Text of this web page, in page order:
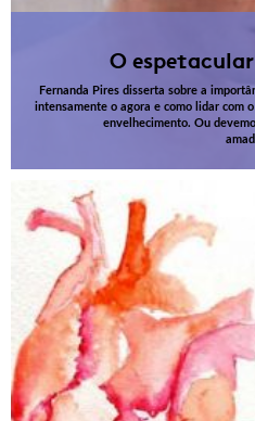
O
Fernanda Pires disserta sobre a
intensamente o agora e como lidar com
envelhecimento. Ou